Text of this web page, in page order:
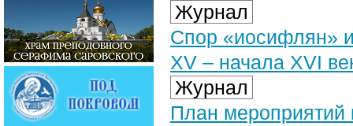
Журнал
Спор «иосифлян»
XV – начала XVI
Журнал
План мероприятий